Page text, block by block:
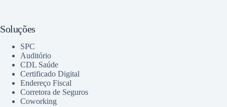
Soluções
SPC
Auditório
CDL Saúde
Certificado Digital
Endereço Fiscal
Corretora de Seguros
Coworking